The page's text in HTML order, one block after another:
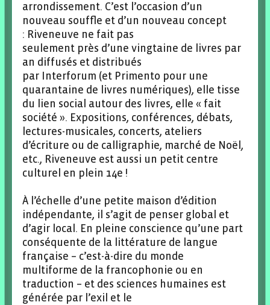
arrondissement. C’est l’occasion d’un
nouveau souffle et d’un nouveau concept
: Riveneuve ne fait pas
seulement près d’une vingtaine de livres par
an diffusés et distribués
par Interforum (et Primento pour une
quarantaine de livres numériques), elle tisse
du lien social autour des livres, elle « fait
société ». Expositions, conférences, débats,
lectures-musicales, concerts, ateliers
d’écriture ou de calligraphie, marché de Noël,
etc., Riveneuve est aussi un petit centre
culturel en plein 14e !
À l’échelle d’une petite maison d’édition
indépendante, il s’agit de penser global et
d’agir local. En pleine conscience qu’une part
conséquente de la littérature de langue
française – c’est-à-dire du monde
multiforme de la francophonie ou en
traduction – et des sciences humaines est
générée par l’exil et le